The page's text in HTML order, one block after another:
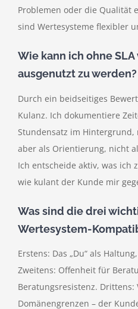
Problemen oder die Qualität
sind Wertesysteme flexibler
Wie kann ich ohne
ausgenutzt zu werden?
Durch ein beidseitiges
Kulanz. Ich dokumentiere
Stundensatz im Hintergrund,
aber als Orientierung, nicht
Ich entscheide aktiv, was ich
wie kulant der Kunde mir
Was sind die drei
Wertesystem-
Erstens: Das „Du“ als
Zweitens: Offenheit für
Beratungsresistenz.
Domänengrenzen – der